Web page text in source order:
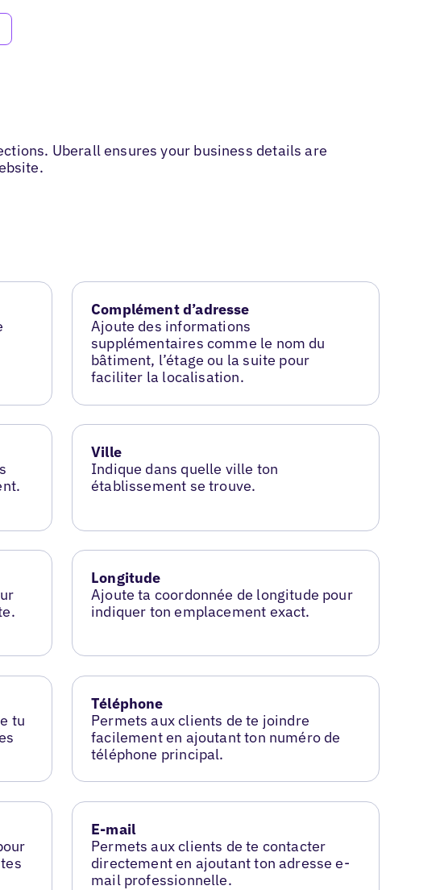
Uberall ensures your business details are
Complément d’adresse
Ajoute des informations
supplémentaires comme le nom du
bâtiment, l’étage ou la suite pour
faciliter la localisation.
Ville
Indique dans quelle ville ton
établissement se trouve.
Longitude
Ajoute ta coordonnée de longitude pour
indiquer ton emplacement exact.
tu
Téléphone
Permets aux clients de te joindre
facilement en ajoutant ton numéro de
téléphone principal.
E-mail
Permets aux clients de te contacter
directement en ajoutant ton adresse e-
mail professionnelle.